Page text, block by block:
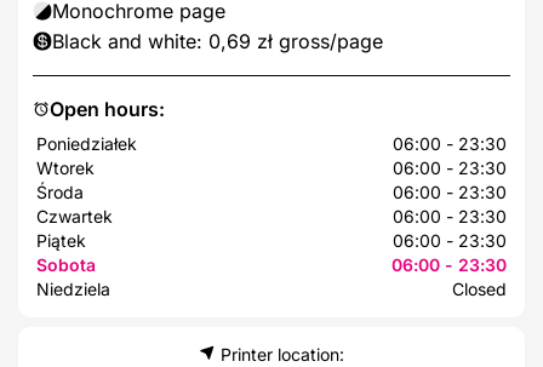
Open hours:
Poniedziałek
06:00 - 23:30
Wtorek
06:00 - 23:30
Środa
06:00 - 23:30
Czwartek
06:00 - 23:30
Piątek
06:00 - 23:30
Sobota
06:00 - 23:30
Niedziela
Closed
Monochrome page
Black and white: 0,69 zł gross/page
Printer location: